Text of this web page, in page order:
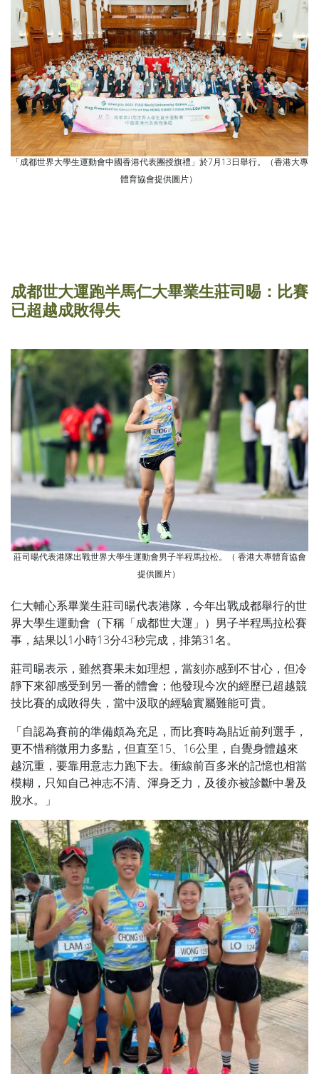
「成都世界大學生運動會中國香港代表團授旗禮」於7月13日舉行。（香港大專
體育協會提供圖片）
成都世大運跑半馬仁大畢業生莊司晹：比賽
已超越成敗得失
莊司暘代表港隊出戰世界大學生運動會男子半程馬拉松。（ 香港大專體育協會
提供圖片）
仁大輔心系畢業生莊司暘代表港隊，今年出戰成都舉行的世
界大學生運動會（下稱「成都世大運」）男子半程馬拉松賽
事，結果以1小時13分43秒完成，排第31名。
莊司暘表示，雖然賽果未如理想，當刻亦感到不甘心，但冷
靜下來卻感受到另一番的體會；他發現今次的經歷已超越競
技比賽的成敗得失，當中汲取的經驗實屬難能可貴。
「自認為賽前的準備頗為充足，而比賽時為貼近前列選手，
更不惜稍微用力多點，但直至15、16公里，自覺身體越來
越沉重，要靠用意志力跑下去。衝線前百多米的記憶也相當
模糊，只知自己神志不清、渾身乏力，及後亦被診斷中暑及
脫水。」